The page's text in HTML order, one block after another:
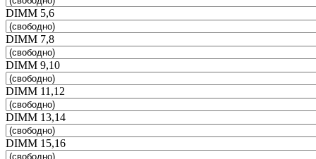
DIMM 5,6
DIMM 7,8
DIMM 9,10
DIMM 11,12
DIMM 13,14
DIMM 15,16